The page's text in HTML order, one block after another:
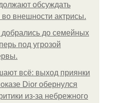
обсуждать
внешности актрисы.
добрались до семейных
под угрозой
всё: выход приянки
Dior обернулся
из-за небрежного